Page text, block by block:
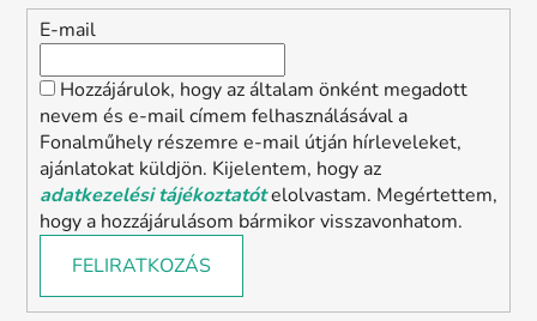
E-mail
Hozzájárulok, hogy az általam önként megadott
nevem és e-mail címem felhasználásával a
Fonalműhely részemre e-mail útján hírleveleket,
ajánlatokat küldjön. Kijelentem, hogy az
adatkezelési tájékoztatótelolvastam. Megértettem,
hogy a hozzájárulásom bármikor visszavonhatom.
FELIRATKOZÁS